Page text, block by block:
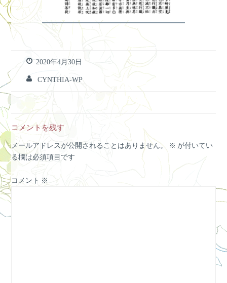
2020年4月30日
CYNTHIA-WP
コメントを残す
メールアドレスが公開されることはありません。 ※ が付いてい
る欄は必須項目です
コメント ※